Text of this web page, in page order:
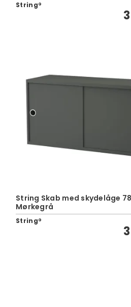
String®
String Skab med skydelåge
Mørkegrå
String®